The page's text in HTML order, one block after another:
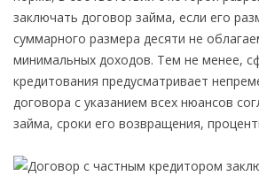
заключать договор займа, если его
суммарного размера десяти не
минимальных доходов. Тем не менее,
кредитования предусматривает
договора с указанием всех нюансов
займа, сроки его возвращения,